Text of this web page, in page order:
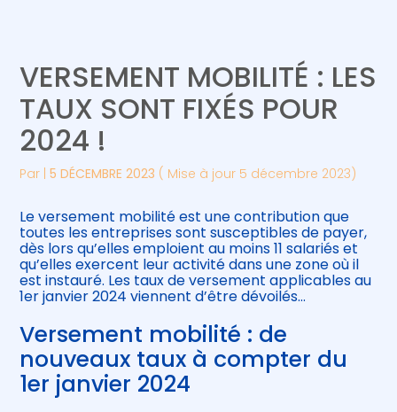
Gérer votre quotidien
Piloter votre entreprise
Développer votre entreprise
Construire votre patrimoine
Être prêt pour la facturation
électronique
Suivre votre comptabilité
Gérer vos ressources humaines
VERSEMENT MOBILITÉ : LES
TAUX SONT FIXÉS POUR
2024 !
Par |5 DÉCEMBRE 2023 ( Mise à jour 5 décembre 2023)
Le versement mobilité est une contribution que
toutes les entreprises sont susceptibles de payer,
dès lors qu’elles emploient au moins 11 salariés et
qu’elles exercent leur activité dans une zone où il
est instauré. Les taux de versement applicables au
1er janvier 2024 viennent d’être dévoilés…
Versement mobilité : de
nouveaux taux à compter du
1er janvier 2024